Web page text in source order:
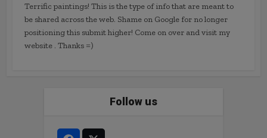
Terrific paintings! This is the type of info that are meant to
be shared across the web. Shame on Google for no longer
positioning this submit higher! Come on over and visit my
website . Thanks =)
Follow us